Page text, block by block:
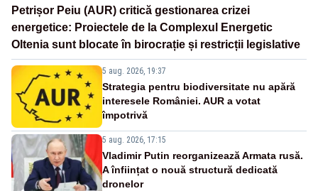
Petrișor Peiu (AUR) critică gestionarea crizei
energetice: Proiectele de la Complexul Energetic
Oltenia sunt blocate în birocrație și restricții legislative
5 aug. 2026, 19:37
Strategia pentru biodiversitate nu apără
interesele României. AUR a votat
împotrivă
5 aug. 2026, 17:15
Vladimir Putin reorganizează Armata rusă.
A înființat o nouă structură dedicată
dronelor